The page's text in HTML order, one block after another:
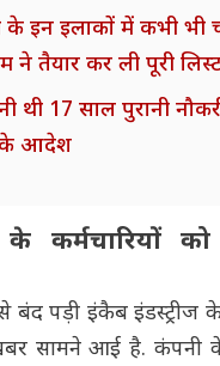
के इन इलाकों में कभी
ने तैयार कर ली पूरी
थी 17 साल पुरानी
के आदेश
कर्मचारियों
पड़ी इंकैब इंडस्ट्रीज के
सामने आई है. कंपनी